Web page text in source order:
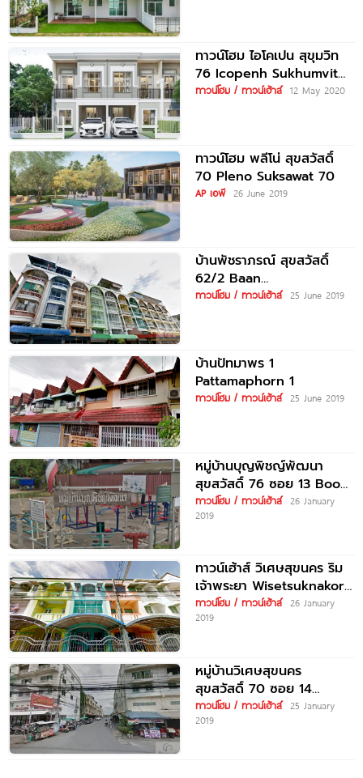
ทาวน์โฮม ไอโคเปน สุขุมวิท
76 Icopenh Sukhumvit
76
ทาวน์โฮม / ทาวน์เฮ้าส์ 12 May 2020
ทาวน์โฮม พลีโน่ สุขสวัสดิ์
70 Pleno Suksawat 70
AP เอพี 26 June 2019
บ้านพัชราภรณ์ สุขสวัสดิ์
62/2 Baan
Patcharaphorn Suksawat
ทาวน์โฮม / ทาวน์เฮ้าส์ 25 June 2019
บ้านปัทมาพร 1
Pattamaphorn 1
ทาวน์โฮม / ทาวน์เฮ้าส์ 25 June 2019
หมู่บ้านบุญพิชญ์พัฒนา
สุขสวัสดิ์ 76 ซอย 13 Boon
Pit pattana
ทาวน์โฮม / ทาวน์เฮ้าส์
26 January
2019
ทาวน์เฮ้าส์ วิเศษสุขนคร ริม
เจ้าพระยา Wisetsuknakorn
Rim Chao Phraya
ทาวน์โฮม / ทาวน์เฮ้าส์ 26 January
2019
หมู่บ้านวิเศษสุขนคร
สุขสวัสดิ์ 70 ซอย 14
Wisetsuknakorn
Suksawat 70
ทาวน์โฮม / ทาวน์เฮ้าส์ 25 January
2019